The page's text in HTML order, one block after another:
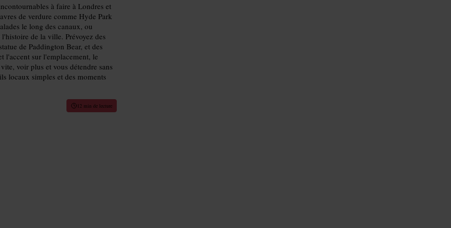
à faire à Londres et
de verdure comme Hyde Park
le long des canaux, ou
de la ville. Prévoyez des
de Paddington Bear, et des
l'accent sur l'emplacement, le
voir plus et vous détendre sans
locaux simples et des moments
12 min de lecture